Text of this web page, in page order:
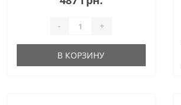
- +
В КОРЗИНУ